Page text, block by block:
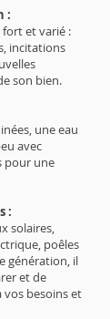
:
et varié :
incitations
son bien.
une eau
avec
pour une
:
solaires,
poêles
génération, il
et de
besoins et